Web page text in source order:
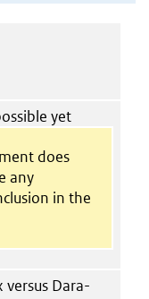
yet
does
any
in the
Dara-